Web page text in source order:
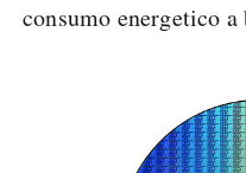
consumo energetico